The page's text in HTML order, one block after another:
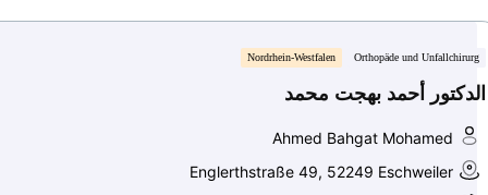
Orthopäde und Unfallchirurg
Nordrhein-Westfalen
الدكتور أحمد بهجت محمد
Ahmed Bahgat Mohamed
Englerthstraße 49, 52249 Eschweiler